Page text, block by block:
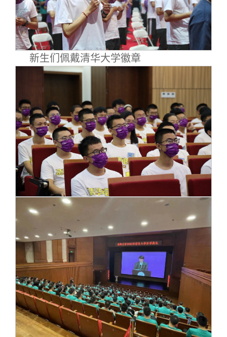
新生们佩戴清华大学徽章